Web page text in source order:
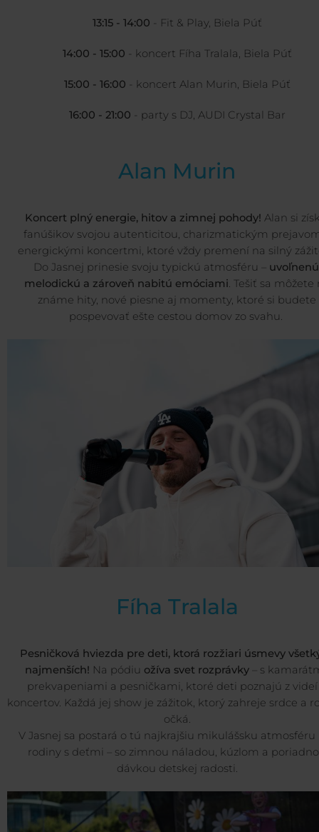
13:15 - 14:00 - Fit & Play, Biela Púť
14:00 - 15:00 - koncert Fíha Tralala, Biela Púť
15:00 - 16:00 - koncert Alan Murin, Biela Púť
16:00 - 21:00 - party s DJ, AUDI Crystal Bar
Alan Murin
Koncert plný energie, hitov a zimnej pohody! Alan si
fanúšikov svojou autenticitou, charizmatickým
energickými koncertmi, ktoré vždy premení na silný
Do Jasnej prinesie svoju typickú atmosféru –
melodickú a zároveň nabitú emóciami. Tešiť sa môžete
známe hity, nové piesne aj momenty, ktoré si budete
pospevovať ešte cestou domov zo svahu.
Fíha Tralala
Pesničková hviezda pre deti, ktorá rozžiari úsmevy
najmenších! Na pódiu ožíva svet rozprávky – s
prekvapeniami a pesničkami, ktoré deti poznajú z videí
koncertov. Každá jej show je zážitok, ktorý zahreje srdce a
očká.
V Jasnej sa postará o tú najkrajšiu mikulášsku atmosféru
rodiny s deťmi – so zimnou náladou, kúzlom a
dávkou detskej radosti.